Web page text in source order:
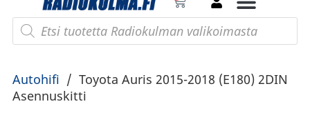
Autohifi / Toyota Auris 2015-2018 (E180) 2DIN
Asennuskitti